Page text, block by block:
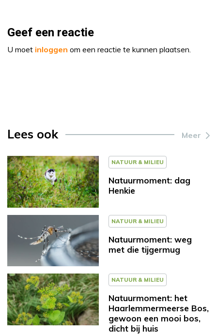
Geef een reactie
U moet inloggen om een reactie te kunnen plaatsen.
Lees ook Meer
NATUUR & MILIEU
Natuurmoment: dag
Henkie
NATUUR & MILIEU
Natuurmoment: weg
met die tijgermug
NATUUR & MILIEU
Natuurmoment: het
Haarlemmermeerse Bos,
gewoon een mooi bos,
dicht bij huis